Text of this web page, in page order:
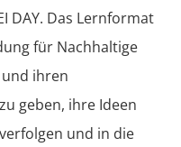
DAY. Das Lernformat
für Nachhaltige
ihren
geben, ihre Ideen
und in die